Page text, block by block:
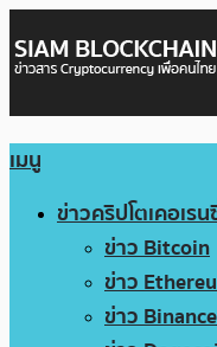
เมนู
ข่าวคริปโตเคอเรน
ข่าว Bitcoin
ข่าว
ข่าว